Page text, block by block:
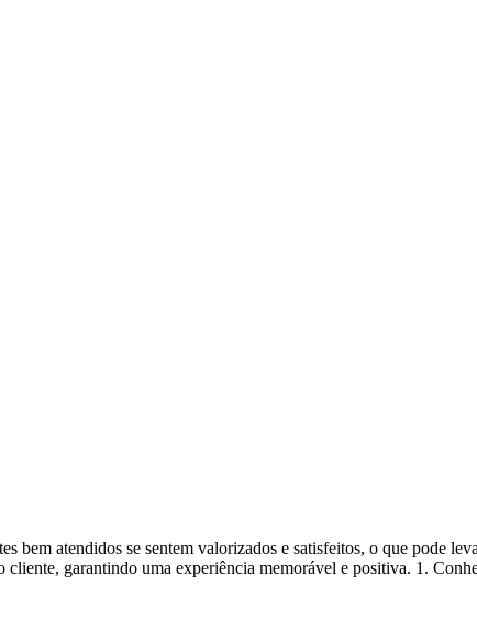
bem atendidos se sentem valorizados e satisfeitos, o que pode
cliente, garantindo uma experiência memorável e positiva. 1.